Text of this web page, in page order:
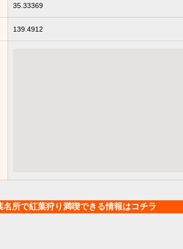
35.33369
139.4912
所で紅葉狩り満喫できる情報はコチラ